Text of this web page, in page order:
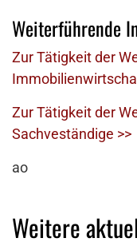
Weiterführende
Zur Tätigkeit der
Zur Tätigkeit der
Sachveständige >>
ao
Weitere